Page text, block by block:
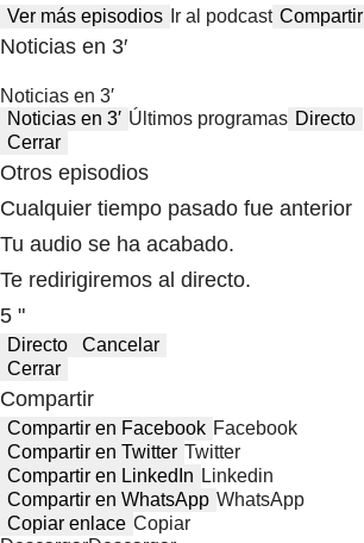
Ver más episodios Ir al podcast Compartir
Noticias en 3′
Noticias en 3′
Noticias en 3′ Últimos programas Directo
Cerrar
Otros episodios
Cualquier tiempo pasado fue anterior
Tu audio se ha acabado.
Te redirigiremos al directo.
5 "
Directo
Cancelar
Cerrar
Compartir
Compartir en Facebook Facebook
Compartir en Twitter Twitter
Compartir en LinkedIn Linkedin
Compartir en WhatsApp WhatsApp
Copiar enlace Copiar